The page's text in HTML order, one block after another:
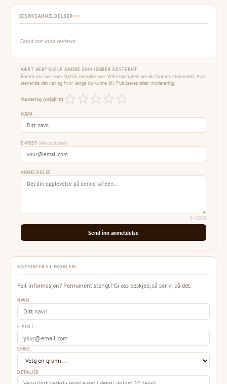
BESØKSANMELDELSER
Could not load reviews.
VÆRT HER? HJELP ANDRE SOM JOBBER EKSTERNT
Fortell oss hva som faktisk betydde noe: WiFi-hastighet, om du fant en stikkontakt, hvor
støyende det var, og hvor lenge du kunne bli. Publiseres etter moderering.
Vurdering (valgfritt)
NAVN
E-POST(ikke publisert)
ANMELDELSE
0/ 2000
Send inn anmeldelse
RAPPORTER ET PROBLEM
Feil informasjon? Permanent stengt? Gi oss beskjed, så ser vi på det.
NAVN
E-POST
EMNE
DETALJER